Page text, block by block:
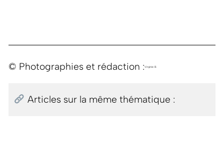
© Photographies et rédaction :Virginie B.
Articles sur la même thématique :